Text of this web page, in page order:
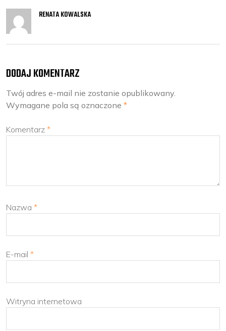
RENATA KOWALSKA
DODAJ KOMENTARZ
Twój adres e-mail nie zostanie opublikowany.
Wymagane pola są oznaczone *
Komentarz *
Nazwa *
E-mail *
Witryna internetowa